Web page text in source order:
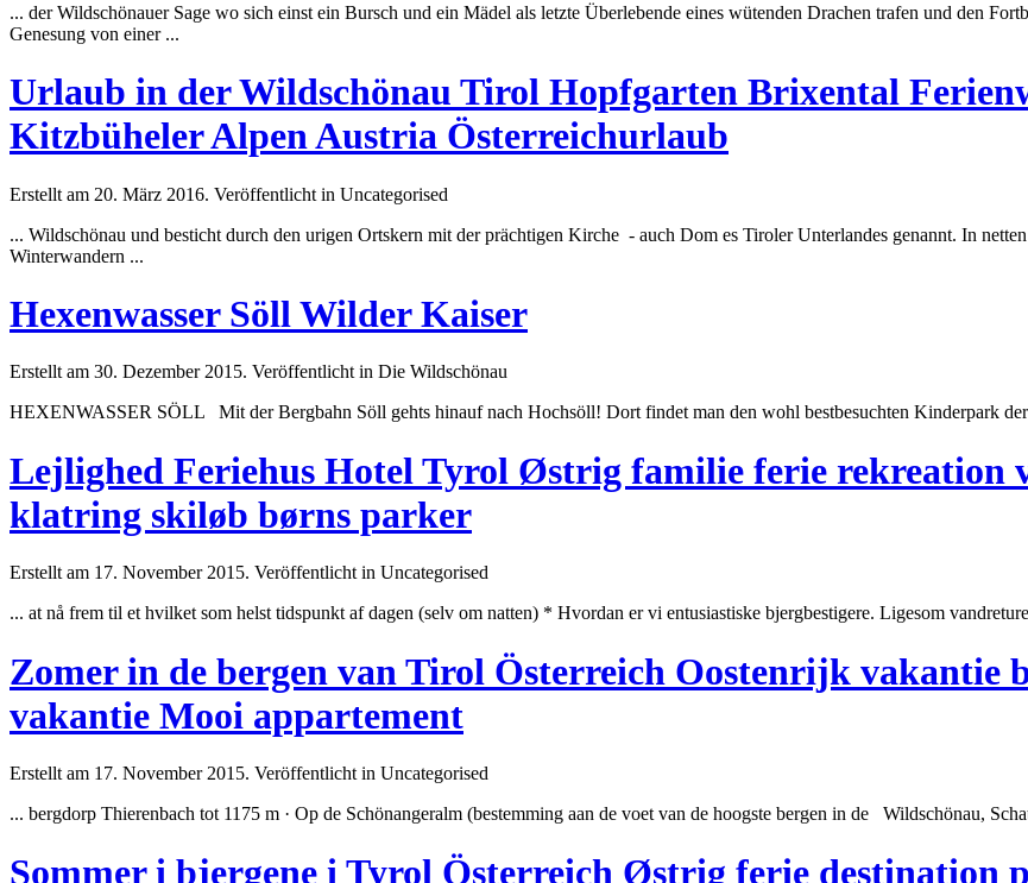
... der Wildschönauer Sage wo sich einst ein Bursch und ein Mädel als letzte Überlebende eines wütenden Drachen trafen und den Fort
Genesung von einer ...
Urlaub in der Wildschönau Tirol Hopfgarten Brixental
Kitzbüheler Alpen Austria Österreichurlaub
Erstellt am 20. März 2016. Veröffentlicht in Uncategorised
... Wildschönau und besticht durch den urigen Ortskern mit der prächtigen Kirche - auch Dom es Tiroler Unterlandes genannt. In
Winterwandern ...
Hexenwasser Söll Wilder Kaiser
Erstellt am 30. Dezember 2015. Veröffentlicht in Die Wildschönau
HEXENWASSER SÖLL Mit der Bergbahn Söll gehts hinauf nach Hochsöll! Dort findet man den wohl bestbesuchten Kinderpark
Lejlighed Feriehus Hotel Tyrol Østrig familie ferie rekreation
klatring skiløb børns parker
Erstellt am 17. November 2015. Veröffentlicht in Uncategorised
... at nå frem til et hvilket som helst tidspunkt af dagen (selv om natten) * Hvordan er vi entusiastiske bjergbestigere. Ligesom
Zomer in de bergen van Tirol Österreich Oostenrijk vakantie
vakantie Mooi appartement
Erstellt am 17. November 2015. Veröffentlicht in Uncategorised
... bergdorp Thierenbach tot 1175 m · Op de Schönangeralm (bestemming aan de voet van de hoogste bergen in de Wildschönau,
Sommer i bjergene i Tyrol Österreich Østrig ferie destination